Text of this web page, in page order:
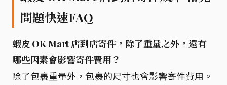
問題快速FAQ
蝦皮 OK Mart 店到店寄件，除了重量之外，還有
哪些因素會影響寄件費用？
除了包裹重量外，包裹的尺寸也會影響寄件費用。